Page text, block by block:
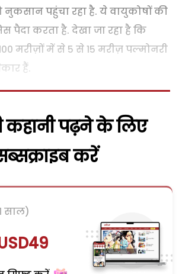
नुकसान पहुंचा रहा है. ये वायुकोषों की
पैदा करता है. देखा जा रहा है कि
मरीज़ों में से 5 से 15 मरीज़ पल्मोनरी
हैं.
पढ़ने के लिए
करें
साल)